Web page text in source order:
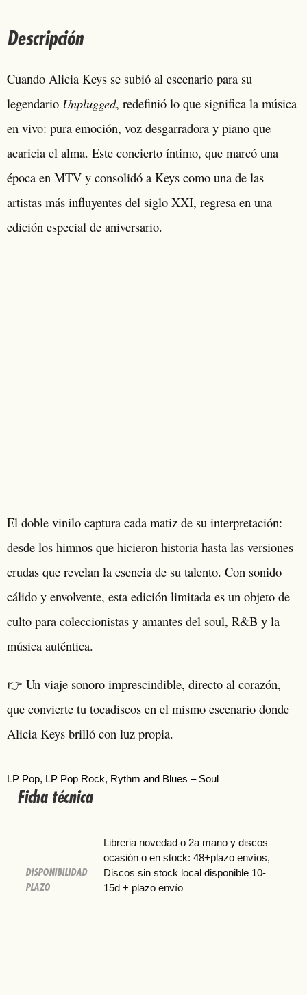
Descripción
Cuando Alicia Keys se subió al escenario para su
legendario Unplugged, redefinió lo que significa la música
en vivo: pura emoción, voz desgarradora y piano que
acaricia el alma. Este concierto íntimo, que marcó una
época en MTV y consolidó a Keys como una de las
artistas más influyentes del siglo XXI, regresa en una
edición especial de aniversario.
El doble vinilo captura cada matiz de su interpretación:
desde los himnos que hicieron historia hasta las versiones
crudas que revelan la esencia de su talento. Con sonido
cálido y envolvente, esta edición limitada es un objeto de
culto para coleccionistas y amantes del soul, R&B y la
música auténtica.
👉 Un viaje sonoro imprescindible, directo al corazón,
que convierte tu tocadiscos en el mismo escenario donde
Alicia Keys brilló con luz propia.
LP Pop, LP Pop Rock, Rythm and Blues – Soul
Ficha técnica
DISPONIBILIDAD
PLAZO
Libreria novedad o 2a mano y discos
ocasión o en stock: 48+plazo envíos,
Discos sin stock local disponible 10-
15d + plazo envío